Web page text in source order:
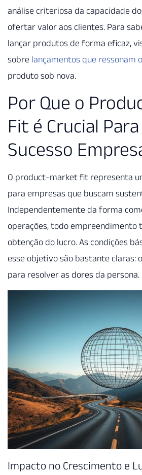
análise criteriosa da capacidade
ofertar valor aos clientes. Para
lançar produtos de forma eficaz,
sobre lançamentos que ressonam
produto sob nova.
Por Que o
Fit é Crucial
Sucesso
O product-market fit representa
para empresas que buscam
Independentemente da forma
operações, todo empreendimento
obtenção do lucro. As condições
esse objetivo são bastante claras:
para resolver as dores da persona.
Impacto no Crescimento e